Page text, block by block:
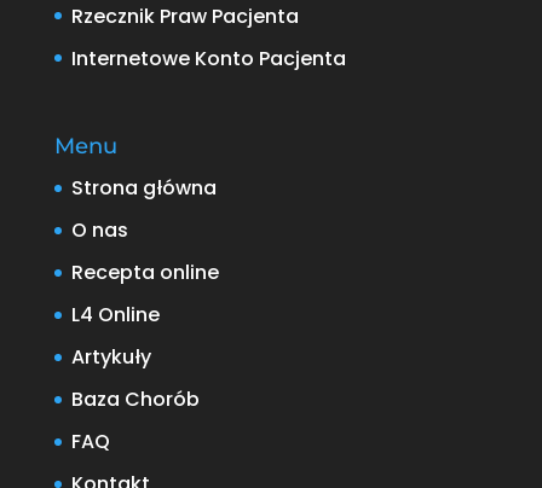
Rzecznik Praw Pacjenta
Internetowe Konto Pacjenta
Menu
Strona główna
O nas
Recepta online
L4 Online
Artykuły
Baza Chorób
FAQ